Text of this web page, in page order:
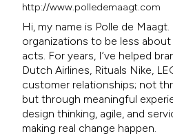
http://www.polledemaagt.com
Hi, my name is Polle de
organizations to be less
acts. For years, I’ve helped
Dutch Airlines, Rituals Nike,
customer relationships; not
but through meaningful
design thinking, agile, and
making real change happen.